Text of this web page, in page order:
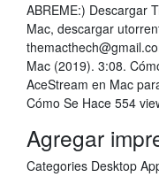
ABREME:) Descargar
Mac, descargar
Mac (2019). 3:08.
AceStream en Mac
Cómo Se Hace 554
Agregar
Categories Desktop